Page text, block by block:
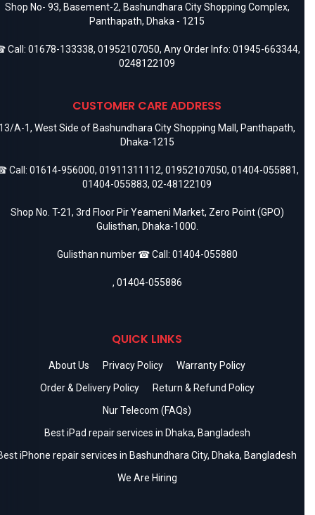
Shop No- 93, Basement-2, Bashundhara City Shopping Complex,
Panthapath, Dhaka - 1215
Call: 01678-133338, 01952107050, Any Order Info: 01945-663344,
0248122109
CUSTOMER CARE ADDRESS
A-1, West Side of Bashundhara City Shopping Mall, Panthapath,
Dhaka-1215
Call: 01614-956000, 01911311112, 01952107050, 01404-055881,
01404-055883, 02-48122109
Shop No. T-21, 3rd Floor Pir Yeameni Market, Zero Point (GPO)
Gulisthan, Dhaka-1000.
Gulisthan number ☎ Call: 01404-055880
, 01404-055886
QUICK LINKS
About Us Privacy Policy
Warranty Policy
Order & Delivery Policy
Return & Refund Policy
Nur Telecom (FAQs)
Best iPad repair services in Dhaka, Bangladesh
iPhone repair services in Bashundhara City, Dhaka, Bangladesh
We Are Hiring